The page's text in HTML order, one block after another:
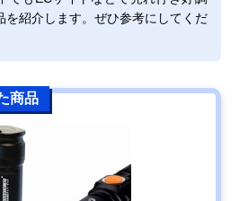
を紹介します。ぜひ参考にしてくだ
商品